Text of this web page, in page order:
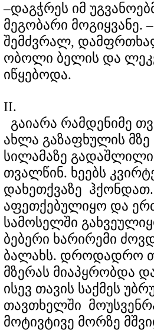
–დაგჭრეს იმ
მეგობარი მოგიყვანე.
შემძვრალ,
ობოლი ბელის და
იწყებოდა.
II.
გაიარა რამდენიმე
ახლა გაზაფხულის
სილამაზე
თვალწინ. ხეებს
დახეთქვაზე
აფეთქებულიყო და
სამოსელში
ბებერი ხარირემი
ბალახს. დროდადრო
მზერას მიაპყრობდა
ისევ თავის საქმეს
თავთხელში
მოტივტივე მორზე